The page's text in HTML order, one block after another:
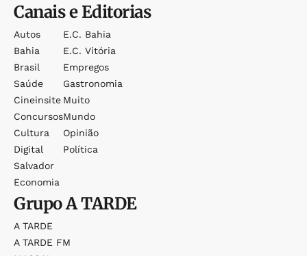
Canais e Editorias
Autos
Bahia
Brasil
Saúde
Cineinsite
Concursos
Cultura
Digital
Salvador
Economia
E.c. Bahia
E.c. Vitória
Empregos
Gastronomia
Muito
Mundo
Opinião
Política
GrupoA TARDE
A TARDE
A TARDE FM